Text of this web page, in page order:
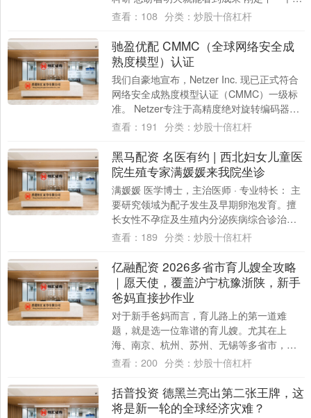
标 就盼着几天之内看到改变 刚迈....
查看： 108 分类： 炒股十倍杠杆
驰盈优配 CMMC（全球网络安全成
熟度模型）认证
我们自豪地宣布，Netzer Inc. 现已正式符合
网络安全成熟度模型认证（CMMC）一级标
准。 Netzer专注于高精度绝对旋转编码器，
在全球市场（包括美国）....
查看： 191 分类： 炒股十倍杠杆
黑马配资 名医有约 | 西北妇女儿童医
院生殖专家满媛媛来我院坐诊
满媛媛 医学博士，主治医师 · 专业特长： 主
要研究领域为配子发生及早期卵泡发育。擅
长女性不孕症及生殖内分泌疾病综合诊治、
人工授精等辅助生殖技术、复发性流产系
查看： 189 分类： 炒股十倍杠杆
亿融配资 2026多省市育儿嫂全攻略
｜愿天使，覆盖沪宁杭豫浙陕，新手
爸妈直接抄作业
对于新手爸妈而言，育儿路上的第一道难
题，就是选一位靠谱的育儿嫂。尤其在上
海、南京、杭州、苏州、无锡等多省市，育
儿市场鱼龙混杂，中介套路、资质造假、中
查看： 200 分类： 炒股十倍杠杆
括普投资 德黑兰亮出第二张王牌，这
将是新一轮的全球经济灾难？